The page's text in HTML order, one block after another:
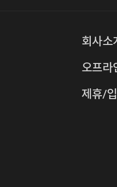
중구-0149
다산로14길 12 (신당
회사소
오프라
제휴/